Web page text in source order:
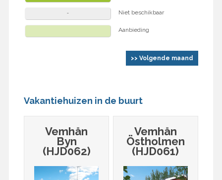
Niet beschikbaar
Aanbieding
>> Volgende maand
Vakantiehuizen in de buurt
Vemhån
Byn
(HJD062)
Vemhån
Östholmen
(HJD061)